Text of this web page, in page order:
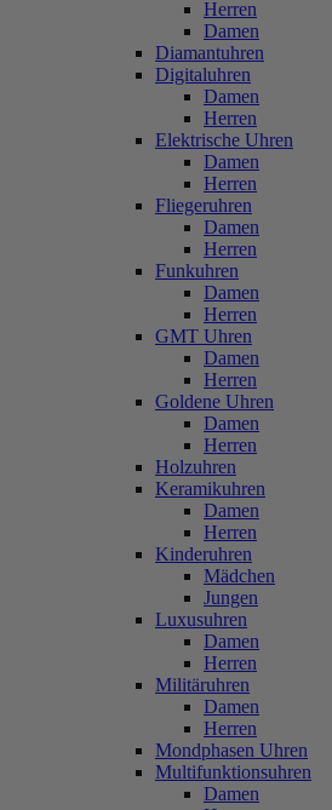
Herren
Damen
Diamantuhren
Digitaluhren
Damen
Herren
Elektrische Uhren
Damen
Herren
Fliegeruhren
Damen
Herren
Funkuhren
Damen
Herren
GMT Uhren
Damen
Herren
Goldene Uhren
Damen
Herren
Holzuhren
Keramikuhren
Damen
Herren
Kinderuhren
Mädchen
Jungen
Luxusuhren
Damen
Herren
Militäruhren
Damen
Herren
Mondphasen Uhren
Multifunktionsuhren
Damen